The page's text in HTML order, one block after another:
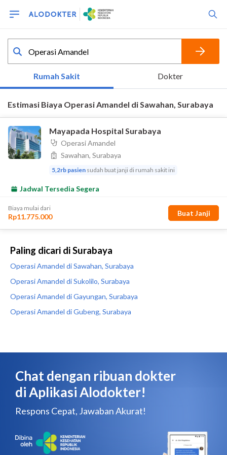
Paling dicari di Surabaya
Operasi Amandel di Sawahan, Surabaya
Operasi Amandel di Sukolilo, Surabaya
Operasi Amandel di Gayungan, Surabaya
Operasi Amandel di Gubeng, Surabaya